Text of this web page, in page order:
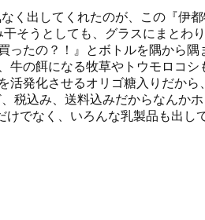
出してくれたのが、この『伊
そうとしても、グラスにまとわ
たの？！』とボトルを隅から
の餌になる牧草やトウモロコ
発化させるオリゴ糖入りだか
税込み、送料込みだからなんか
でなく、いろんな乳製品も出